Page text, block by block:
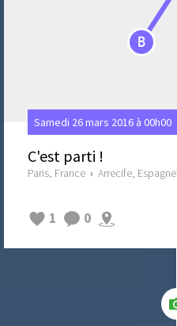
B
Samedi 26 mars 2016 à 00h00
C'est parti !
Paris, France › Arrecife, Espagne
1 0